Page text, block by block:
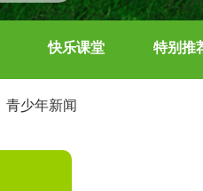
快乐课堂 特别推
青少年新闻